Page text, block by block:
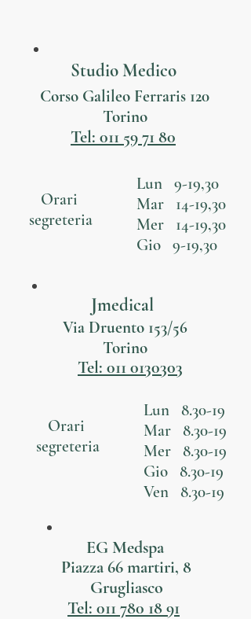
Studio Medico
Corso Galileo Ferraris 120
Torino
Tel: 011 59 71 80
Orari
segreteria
Lun 9-19,30
Mar 14-19,30
Mer 14-19,30
Gio 9-19,30
Jmedical
Via Druento 153/56
Torino
Tel: 011 0130303
Orari
segreteria
Lun 8.30-19
Mar 8.30-19
Mer 8.30-19
Gio 8.30-19
Ven 8.30-19
EG Medspa
Piazza 66 martiri, 8
Grugliasco
Tel: 011 780 18 91